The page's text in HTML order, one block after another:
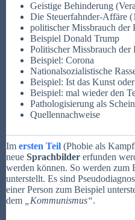
Geistige Behinderung
Die Steuerfahnder-Affäre
politischer Missbrauch der
Beispiel Donald Trump
Politischer Missbrauch
Beispiel: Corona
Nationalsozialistische
Beispiel: Ist das Kunst
Beispiel: mal wieder den
Pathologisierung als
Quellennachweise
Im ersten Teil (Phobie als
neue Sprachbilder erfunden
werden können. So werden zum
unterstellt. Es sind
einer Person zum Beispiel
dem
„Kommunismus“.